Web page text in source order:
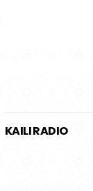
KAILI RADIO